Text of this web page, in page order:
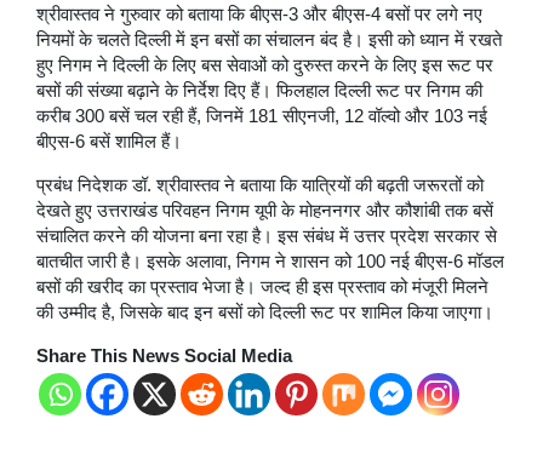
श्रीवास्तव ने गुरुवार को बताया कि बीएस-3 और बीएस-4 बसों पर लगे नए
नियमों के चलते दिल्ली में इन बसों का संचालन बंद है। इसी को ध्यान में रखते
हुए निगम ने दिल्ली के लिए बस सेवाओं को दुरुस्त करने के लिए इस रूट पर
बसों की संख्या बढ़ाने के निर्देश दिए हैं। फिलहाल दिल्ली रूट पर निगम की
करीब 300 बसें चल रही हैं, जिनमें 181 सीएनजी, 12 वॉल्वो और 103 नई
बीएस-6 बसें शामिल हैं।
प्रबंध निदेशक डॉ. श्रीवास्तव ने बताया कि यात्रियों की बढ़ती जरूरतों को
देखते हुए उत्तराखंड परिवहन निगम यूपी के मोहननगर और कौशांबी तक बसें
संचालित करने की योजना बना रहा है। इस संबंध में उत्तर प्रदेश सरकार से
बातचीत जारी है। इसके अलावा, निगम ने शासन को 100 नई बीएस-6 मॉडल
बसों की खरीद का प्रस्ताव भेजा है। जल्द ही इस प्रस्ताव को मंजूरी मिलने
की उम्मीद है, जिसके बाद इन बसों को दिल्ली रूट पर शामिल किया जाएगा।
Share This News Social Media